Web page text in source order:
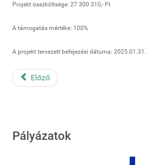
Projekt összköltsége: 27 300 310,- Ft
A támogatás mértéke: 100%
A projekt tervezett befejezési dátuma: 2025.01.31.
Előző
Pályázatok